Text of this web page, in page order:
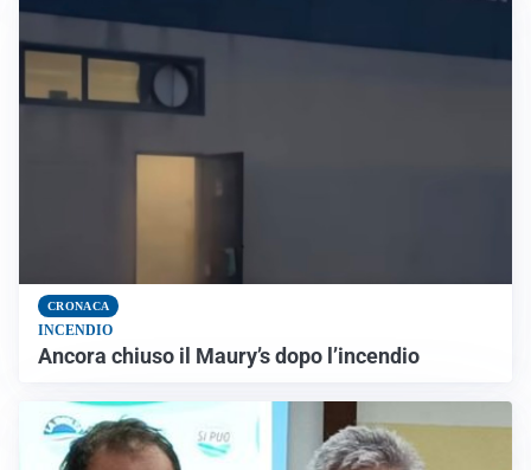
CRONACA
INCENDIO
Ancora chiuso il Maury’s dopo l’incendio